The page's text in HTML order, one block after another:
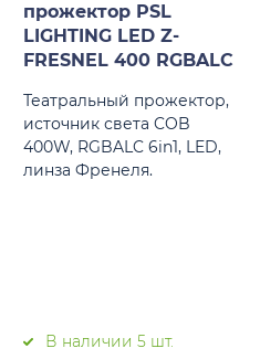
прожектор PSL
LIGHTING LED Z-
FRESNEL 400 RGBALC
Театральный прожектор,
источник света COB
400W, RGBALC 6in1, LED,
линза Френеля.
В наличии 5 шт.